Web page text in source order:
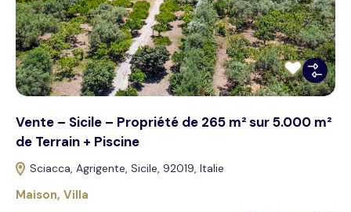
Vente – Sicile – Propriété de 265 m² sur 5.000 m²
de Terrain + Piscine
Sciacca, Agrigente, Sicile, 92019, Italie
Maison, Villa